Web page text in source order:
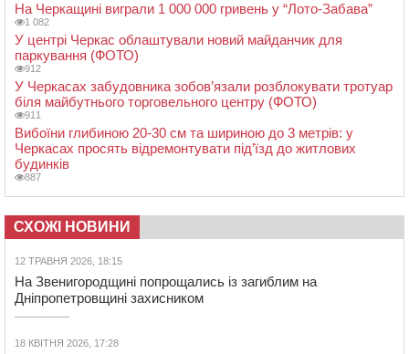
На Черкащині виграли 1 000 000 гривень у “Лото-Забава”
1 082
У центрі Черкас облаштували новий майданчик для
паркування (ФОТО)
912
У Черкасах забудовника зобов’язали розблокувати тротуар
біля майбутнього торговельного центру (ФОТО)
911
Вибоїни глибиною 20-30 см та шириною до 3 метрів: у
Черкасах просять відремонтувати під’їзд до житлових
будинків
887
СХОЖІ НОВИНИ
12 ТРАВНЯ 2026, 18:15
На Звенигородщині попрощались із загиблим на
Дніпропетровщині захисником
18 КВІТНЯ 2026, 17:28